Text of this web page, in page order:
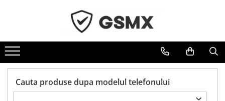
Folii de protectie
Folii Samsung
Folii Iphone
Cauta produse dupa modelul telefonului